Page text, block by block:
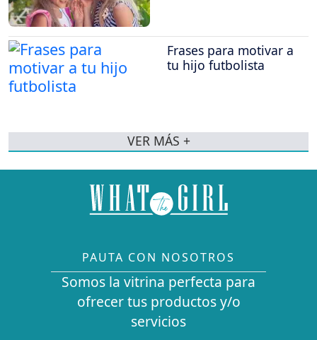
Frases para motivar a
tu hijo futbolista
VER MÁS +
PAUTA CON NOSOTROS
Somos la vitrina perfecta para
ofrecer tus productos y/o
servicios